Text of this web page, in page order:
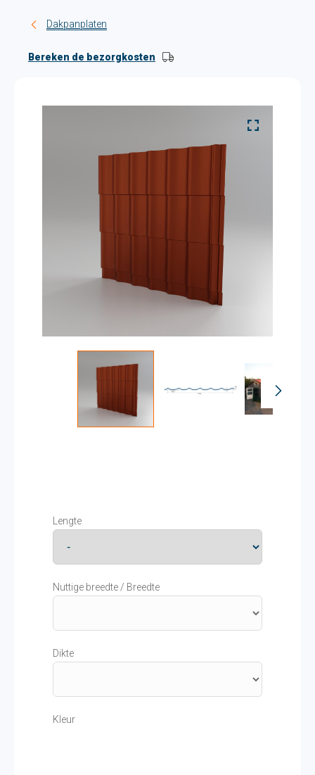
Dakpanplaten
Bereken de bezorgkosten
Lengte
Nuttige breedte / Breedte
Dikte
Kleur